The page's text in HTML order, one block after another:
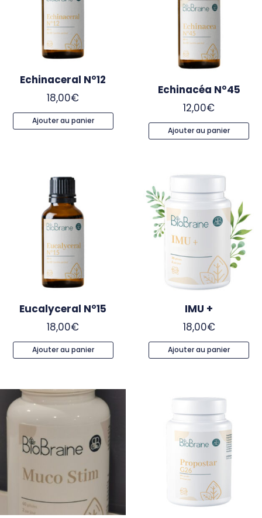
Echinaceral N°12
18,00€
Ajouter au panier
Echinacéa N°45
12,00€
Ajouter au panier
Eucalyceral N°15
18,00€
Ajouter au panier
IMU +
18,00€
Ajouter au panier